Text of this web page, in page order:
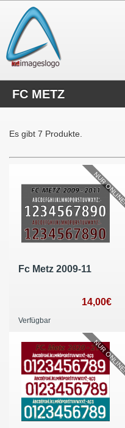
FC METZ
Es gibt 7 Produkte.
Fc Metz 2009-11
14,00€
Verfügbar
NUR ONLINE!
NUR ONLINE!